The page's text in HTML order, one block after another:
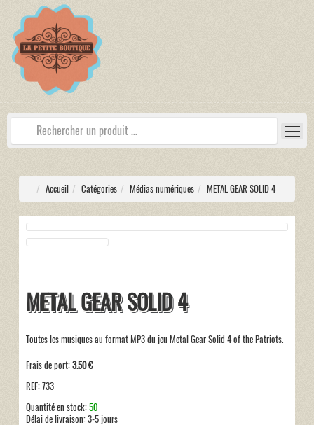
Accueil Catégories Médias numériques METAL GEAR SOLID 4
METAL GEAR SOLID 4
Toutes les musiques au format MP3 du jeu Metal Gear Solid 4 of the Patriots.
Frais de port:3.50 €
REF:733
Quantité en stock:50
Délai de livraison:3-5 jours